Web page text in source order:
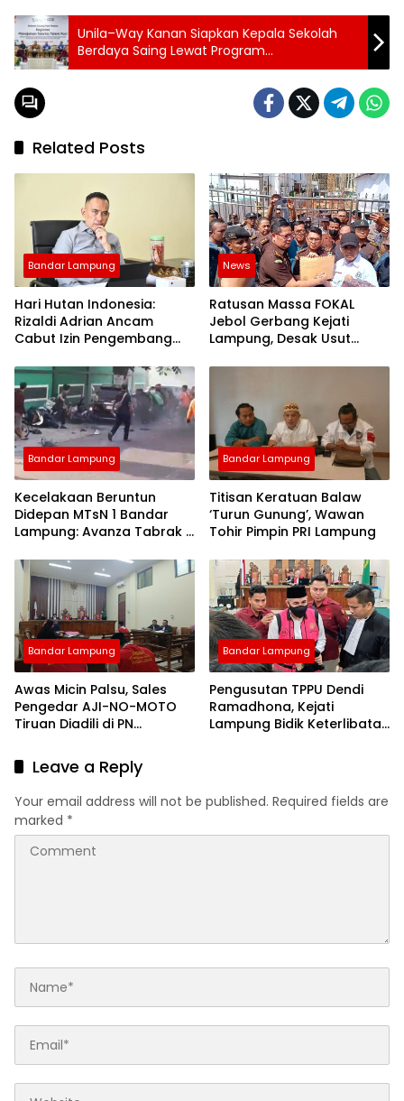
Unila–Way Kanan Siapkan Kepala Sekolah
Berdaya Saing Lewat Program
Pengembangan Talenta
Related Posts
Bandar Lampung
Hari Hutan Indonesia:
Rizaldi Adrian Ancam
Cabut Izin Pengembang
Lampung
News
Ratusan Massa FOKAL
Jebol Gerbang Kejati
Lampung, Desak Usut
Pemprov 3 Hektare
Bandar Lampung
Kecelakaan Beruntun
Didepan MTsN 1 Bandar
Lampung: Avanza Tabrak 7
Rumah Sakit
Bandar Lampung
Titisan Keratuan Balaw
‘Turun Gunung’, Wawan
Tohir Pimpin PRI Lampung
Bandar Lampung
Awas Micin Palsu, Sales
Pengedar AJI-NO-MOTO
Tiruan Diadili di PN
Bandar Lampung
Pengusutan TPPU Dendi
Ramadhona, Kejati
Lampung Bidik Keterlibatan
Leave a Reply
Your email address will not be published. Required fields are
marked *